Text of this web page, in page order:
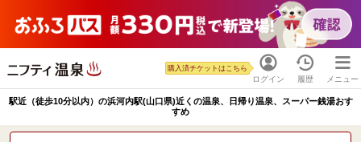
ログイン
購入済チケットはこちら
履歴 メニュー
駅近（徒歩10分以内）の浜河内駅(山口県)近くの温泉、日帰り温泉、スーパー銭湯おす
すめ